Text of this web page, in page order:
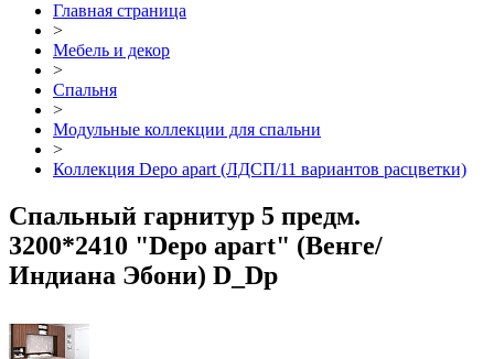
Главная страница
>
Мебель и декор
>
Спальня
>
Модульные коллекции для спальни
>
Коллекция Depo apart (ЛДСП/11 вариантов расцветки)
Спальный гарнитур 5 предм.
3200*2410 "Depo apart" (Венге/
Индиана Эбони) D_Dp